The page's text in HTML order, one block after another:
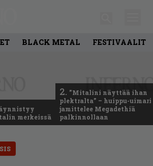
BLACK METAL FESTIVAALIT
merkeissä
2. ”Mitalini näyttää ihan
plektralta” – huippu-uimari
jamittelee Megadethiä
palkinnollaan